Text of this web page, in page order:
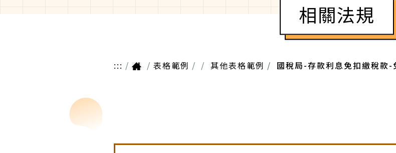
相關法規
::: 表格範例 其他表格範例 國稅局-存款利息免扣繳稅款-